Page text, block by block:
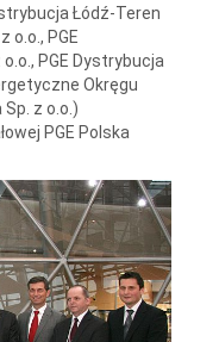
Łódź-Teren
o.o., PGE
PGE Dystrybucja
Okręgu
z o.o.)
PGE Polska